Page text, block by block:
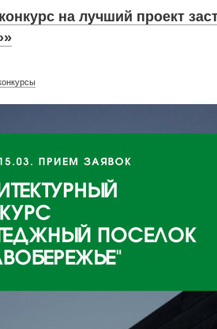
на лучший проект